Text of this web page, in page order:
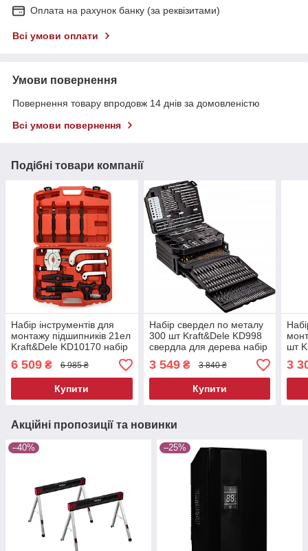
Оплата на рахунок банку (за реквізитами)
Всі умови оплати
Умови повернення
Повернення товару впродовж 14 днів за домовленістю
Всі умови повернення
Подібні товари компанії
Набір інструментів для
монтажу підшипників 21ел
Kraft&Dele KD10170 набір
для знімання підшипників
6 509 ₴ 6 985 ₴
Купити
Набір свердел по металу
300 шт Kraft&Dele KD998
свердла для дерева набір
3 549₴ 3 840 ₴
Купити
шт
3
Акційні пропозиції та новинки
–40% –25%